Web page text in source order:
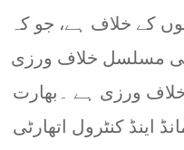
کے خلاف ہے، جو کہ
کی مسلسل خلاف ورزی
فائر بندی معاہدے کی خلاف ورزی ہے ۔بھارت
اینڈ کنٹرول اتھارٹی